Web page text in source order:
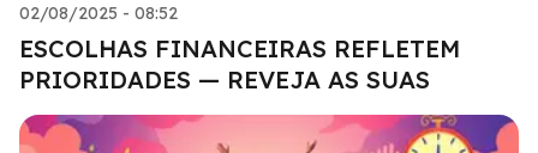
02/08/2025 - 08:52
ESCOLHAS FINANCEIRAS REFLETEM
PRIORIDADES — REVEJA AS SUAS